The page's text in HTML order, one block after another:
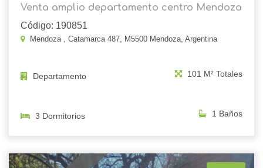
Venta amplio departamento centro Mendoza
Código: 190851
Mendoza , Catamarca 487, M5500 Mendoza, Argentina
Departamento 101 M² Totales
3 Dormitorios 1 Baños